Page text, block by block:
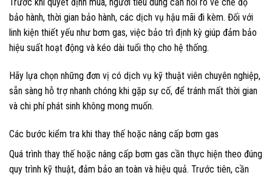
Trước khi quyết định mua, người tiêu dùng cần hỏi rõ về chế độ
bảo hành, thời gian bảo hành, các dịch vụ hậu mãi đi kèm. Đối với
linh kiện thiết yếu như bơm gas, việc bảo trì định kỳ giúp đảm bảo
hiệu suất hoạt động và kéo dài tuổi thọ cho hệ thống.
Hãy lựa chọn những đơn vị có dịch vụ kỹ thuật viên chuyên nghiệp,
sẵn sàng hỗ trợ nhanh chóng khi gặp sự cố, để tránh mất thời gian
và chi phí phát sinh không mong muốn.
Các bước kiểm tra khi thay thế hoặc nâng cấp bơm gas
Quá trình thay thế hoặc nâng cấp bơm gas cần thực hiện theo đúng
quy trình kỹ thuật, đảm bảo an toàn và hiệu quả. Trước tiên, cần